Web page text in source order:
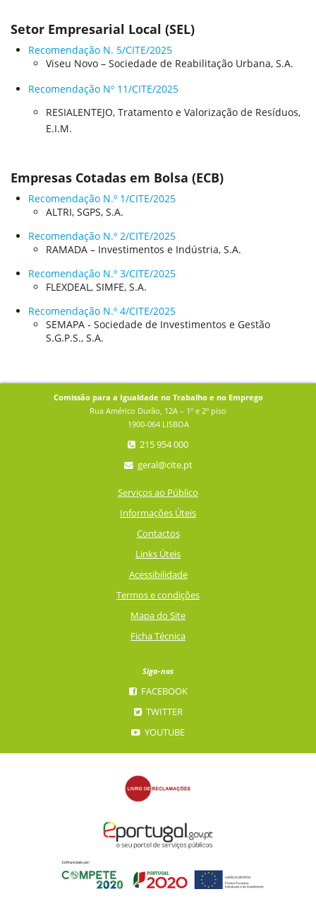
Setor Empresarial Local (SEL)
Recomendação N. 5/CITE/2025
Viseu Novo – Sociedade de Reabilitação Urbana, S.A.
Recomendação Nº 11/CITE/2025
RESIALENTEJO, Tratamento e Valorização de Resíduos,
E.I.M.
Empresas Cotadas em Bolsa (ECB)
Recomendação N.º 1/CITE/2025
ALTRI, SGPS, S.A.
Recomendação N.º 2/CITE/2025
RAMADA – Investimentos e Indústria, S.A.
Recomendação N.º 3/CITE/2025
FLEXDEAL, SIMFE, S.A.
Recomendação N.º 4/CITE/2025
SEMAPA - Sociedade de Investimentos e Gestão
S.G.P.S., S.A.
Comissão para a Igualdade no Trabalho e no Emprego
Rua Américo Durão, 12A – 1º e 2º piso
1900-064 LISBOA
215 954 000
geral@cite.pt
Serviços ao Público
Informações Úteis
Contactos
Links Úteis
Acessibilidade
Termos e condições
Mapa do Site
Ficha Técnica
Siga-nos
FACEBOOK
TWITTER
YOUTUBE